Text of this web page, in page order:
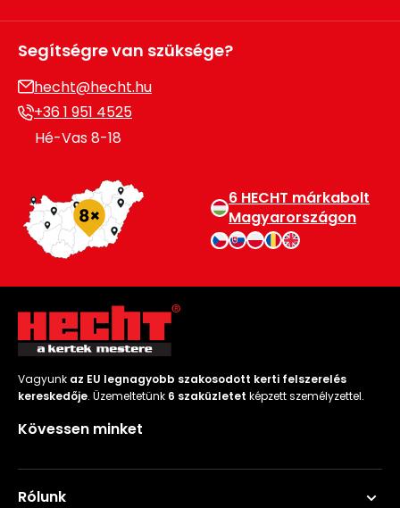
Segítségre van szüksége?
hecht@hecht.hu
+36 1 951 4525
Hé-Vas 8-18
6 HECHT márkabolt
Magyarországon
Vagyunk az EU legnagyobb szakosodott kerti felszerelés
kereskedője. Üzemeltetünk 6 szaküzletet képzett személyzettel.
Kövessen minket
Rólunk